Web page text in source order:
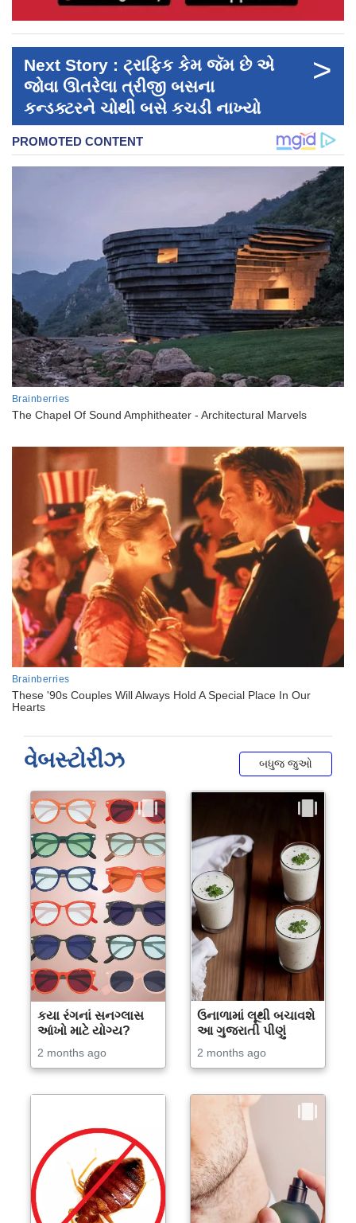
Next Story : ટ્રાફિક કેમ જૅમ છે એ
જોવા ઊતરેલા ત્રીજી બસના
કન્ડક્ટરને ચોથી બસે કચડી નાખ્યો
>
વેબસ્ટોરીઝ બધુજ જુઓ
કયા રંગનાં સનગ્લાસ
આંખો માટે યોગ્ય?
2 months ago
ઉનાળામાં લૂથી બચાવશે
આ ગુજરાતી પીણું
2 months ago